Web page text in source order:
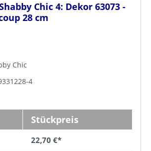
Chic 4: Dekor 63073 -
28 cm
Chic
4
Stückpreis
22,70 €*